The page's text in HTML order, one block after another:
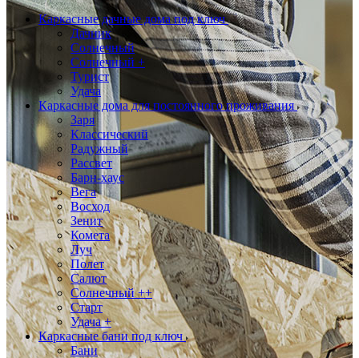
Каркасные дачные дома под ключ
Дачник
Солнечный
Солнечный +
Турист
Удача
Каркасные дома для постоянного проживания
Заря
Классический
Радужный
Рассвет
Барн-хаус
Вега
Восход
Зенит
Комета
Луч
Полет
Салют
Солнечный ++
Старт
Удача +
Каркасные бани под ключ
Бани